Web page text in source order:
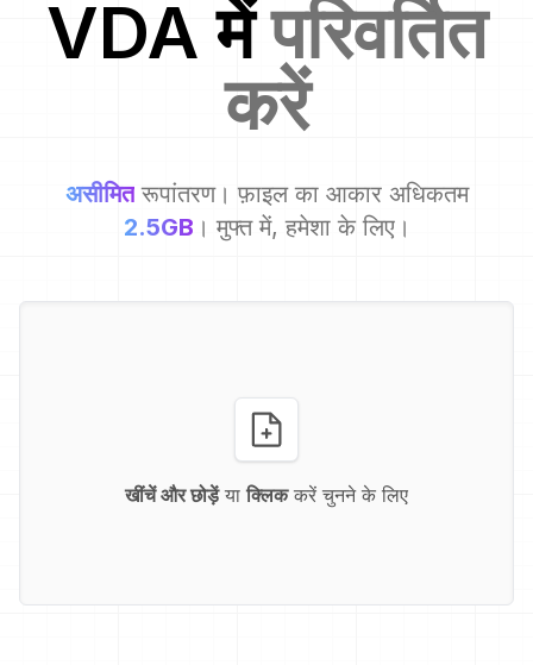
VDA मेंपरिवर्तित
करें
असीमित रूपांतरण। फ़ाइल का आकार अधिकतम
2.5GB । मुफ्त में, हमेशा के लिए।
खींचें और छोड़ेंया क्लिककरें चुनने के लिए